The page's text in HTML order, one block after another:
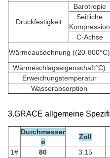
Druckfestigkeit
Barotropie
Seitliche
Kompression
C-Achse
Wärmeausdehnung ((20-800°C)
Wärmeschlagseigenschaft°C)
Erweichungstemperatur
Wasserabsorption
3.GRACE allgemeine
Durchmesser
ø
Zoll
1#
80 3.15